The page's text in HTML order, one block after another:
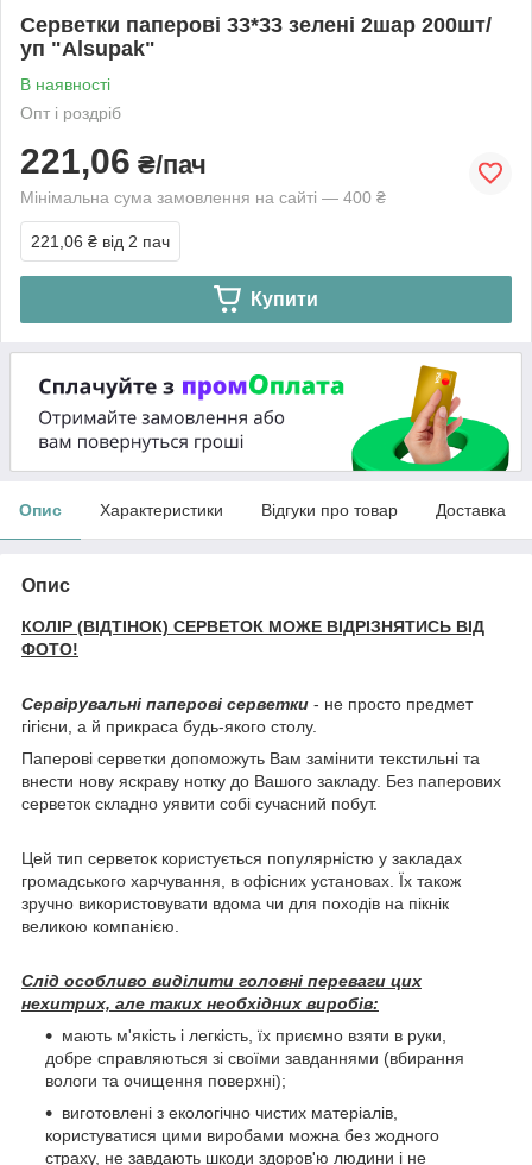
Серветки паперові 33*33 зелені 2шар 200шт/
уп "Аlsupak"
В наявності
Опт і роздріб
221,06 ₴/пач
Мінімальна сума замовлення на сайті — 400 ₴
221,06 ₴ від 2 пач
Купити
Опис Характеристики Відгуки про товар Доставка
Опис
КОЛІР (ВІДТІНОК) СЕРВЕТОК МОЖЕ ВІДРІЗНЯТИСЬ ВІД
ФОТО!
Сервірувальні паперові серветки - не просто предмет
гігієни, а й прикраса будь-якого столу.
Паперові серветки допоможуть Вам замінити текстильні та
внести нову яскраву нотку до Вашого закладу. Без паперових
серветок складно уявити собі сучасний побут.
Цей тип серветок користується популярністю у закладах
громадського харчування, в офісних установах. Їх також
зручно використовувати вдома чи для походів на пікнік
великою компанією.
Слід особливо виділити головні переваги цих
нехитрих, але таких необхідних виробів:
мають м'якість і легкість, їх приємно взяти в руки,
добре справляються зі своїми завданнями (вбирання
вологи та очищення поверхні);
виготовлені з екологічно чистих матеріалів,
користуватися цими виробами можна без жодного
страху, не завдають шкоди здоров'ю людини і не